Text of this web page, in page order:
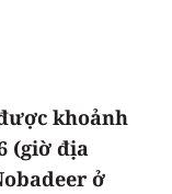
khoảnh
(giờ địa
ở